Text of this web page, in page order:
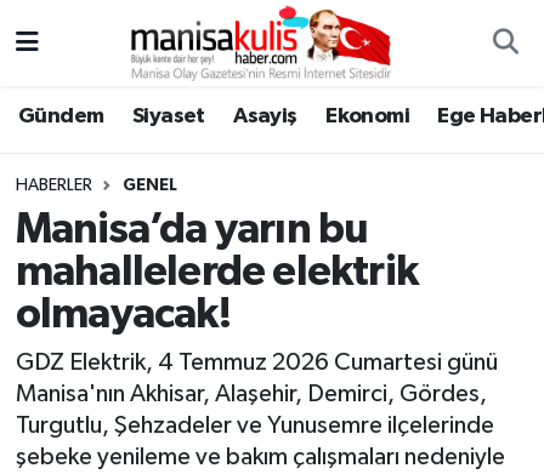
Gündem Siyaset Asayiş Ekonomi Ege
HABERLER GENEL
Manisa’da yarın bu
mahallelerde elektrik
olmayacak!
GDZ Elektrik, 4 Temmuz 2026 Cumartesi günü
Manisa'nın Akhisar, Alaşehir, Demirci, Gördes,
Turgutlu, Şehzadeler ve Yunusemre ilçelerinde
şebeke yenileme ve bakım çalışmaları nedeniyle
Ege Haberleri
Ekonomi
Genel
Gündem
Resmi İlan
Siyaset
Yunusemre Hava Durumu
Yunusemre Trafik Yoğunluk Haritası
Süper Lig Puan Durumu ve Fikstür
Tüm Manşetler
Son Dakika Haberleri
Haber Arşivi